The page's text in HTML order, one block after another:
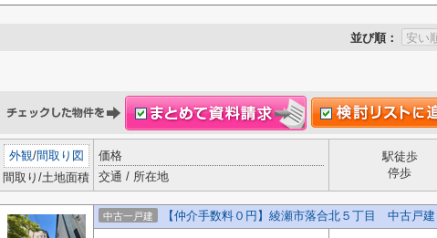
並び順：
外観/間取り図
間取り/土地面積
価格
交通 / 所在地
駅徒歩
停歩
中古一戸建 【仲介手数料０円】綾瀬市落合北５丁目 中古戸建